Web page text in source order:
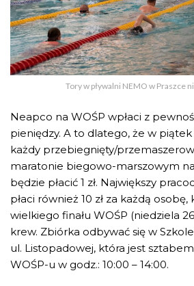
Tory w pływalni NEMO w Praszce
Neapco na WOŚP wpłaci z
pieniędzy. A to dlatego, że w piątek
każdy przebiegnięty/
maratonie biegowo-marszowym
będzie płacić 1 zł. Największy
płaci również 10 zł za każdą
wielkiego finału WOŚP (niedziela
krew. Zbiórka odbywać się w
ul. Listopadowej, która jest
WOŚP-u w godz.: 10:00 – 14:00.